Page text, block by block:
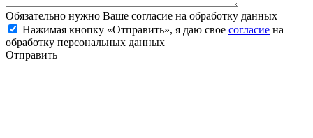
Обязательно нужно Ваше согласие на обработку данных
Нажимая кнопку «Отправить», я даю свое согласие на
обработку персональных данных
Отправить